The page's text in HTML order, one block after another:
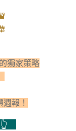
的獨家策略
報！